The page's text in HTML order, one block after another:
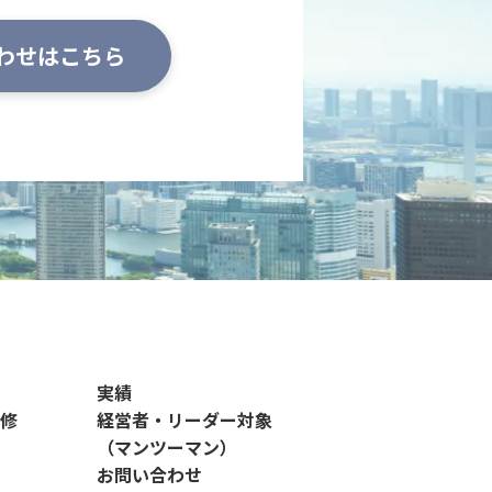
せはこちら
実績
経営者・リーダー対象
（マンツーマン）
お問い合わせ